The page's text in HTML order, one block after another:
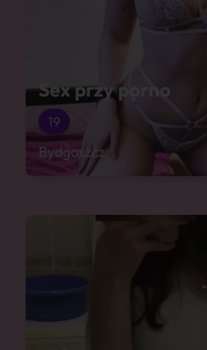
Sex przy porno
19
Bydgoszcz